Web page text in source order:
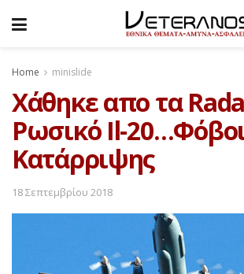
Home minislide
Χάθηκε απο τα
Ρωσικό Il-
Κατάρριψης
18 Σεπτεμβρίου 2018